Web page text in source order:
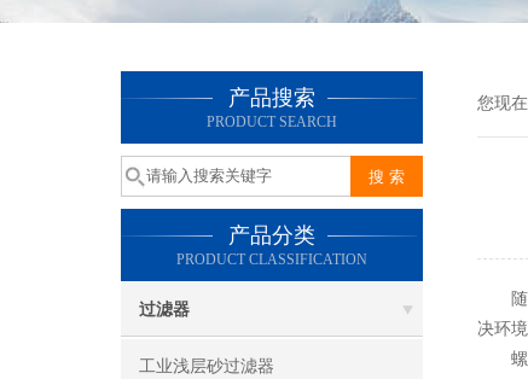
产品搜索
PRODUCT SEARCH
产品分类
PRODUCT CLASSIFICATION
过滤器
工业浅层砂过滤器
您现
随着
决环
螺旋